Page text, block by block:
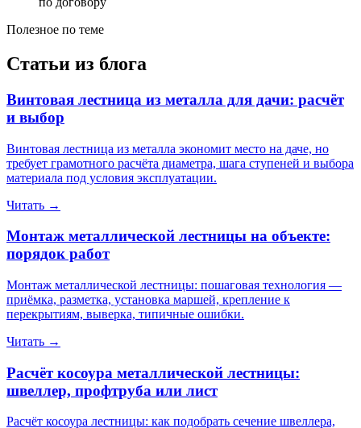
Полезное по теме
Статьи из блога
Винтовая лестница из металла для дачи: расчёт
и выбор
Винтовая лестница из металла экономит место на даче, но
требует грамотного расчёта диаметра, шага ступеней и выбора
материала под условия эксплуатации.
Читать →
Монтаж металлической лестницы на объекте:
порядок работ
Монтаж металлической лестницы: пошаговая технология —
приёмка, разметка, установка маршей, крепление к
перекрытиям, выверка, типичные ошибки.
Читать →
Расчёт косоура металлической лестницы:
швеллер, профтруба или лист
Расчёт косоура лестницы: как подобрать сечение швеллера,